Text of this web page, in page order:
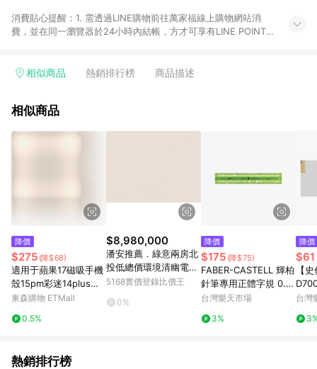
消費貼心提醒：1. 需透過LINE購物前往萬家福線上購物網站消
費，並在同一瀏覽器於24小時內結帳，方才可享有LINE POINTS
4. 不具回饋資格種類商品：電子禮券。 5. 回饋點數計算將排除訂
錄，相關問題請於保留時間內聯絡客服中心，並由康達盛通生活
相似商品 熱銷排行榜 商品描述
相似商品
降價
$275 (降$68)
適用于蘋果17磁吸手機
殼15pm彩迷14plus雙
層p硅膠iphone16pro
摔高級耐用磨軍事風m
東森購物 ETMall
0.5%
$8,980,000
潘安推薦．綠意兩房北
投低總價環境清幽電梯
美宅｜台北市北投區溫
5168實價登錄比價王
0%
降價
$175 (降$75)
FABER-CASTELL 輝柏
針筆專用正體字規 0.7
mm /支 173170【APP
帳號最高1500點)】8/3
台灣樂天市場
3%
降價
$61
【
03
台灣
熱銷排行榜